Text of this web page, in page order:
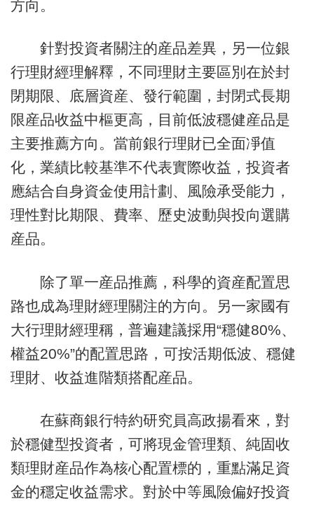
方向。
針對投資者關注的産品差異，另一位銀
行理財經理解釋，不同理財主要區別在於封
閉期限、底層資産、發行範圍，封閉式長期
限産品收益中樞更高，目前低波穩健産品是
主要推薦方向。當前銀行理財已全面凈值
化，業績比較基準不代表實際收益，投資者
應結合自身資金使用計劃、風險承受能力，
理性對比期限、費率、歷史波動與投向選購
産品。
除了單一産品推薦，科學的資産配置思
路也成為理財經理關注的方向。另一家國有
大行理財經理稱，普遍建議採用“穩健80%、
權益20%”的配置思路，可按活期低波、穩健
理財、收益進階類搭配産品。
在蘇商銀行特約研究員高政揚看來，對
於穩健型投資者，可將現金管理類、純固收
類理財産品作為核心配置標的，重點滿足資
金的穩定收益需求。對於中等風險偏好投資